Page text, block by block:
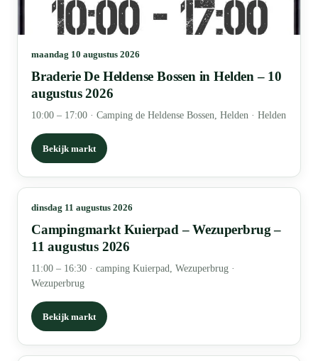
maandag 10 augustus 2026
Braderie De Heldense Bossen in Helden – 10
augustus 2026
10:00 – 17:00 · Camping de Heldense Bossen, Helden · Helden
Bekijk markt
dinsdag 11 augustus 2026
Campingmarkt Kuierpad – Wezuperbrug –
11 augustus 2026
11:00 – 16:30 · camping Kuierpad, Wezuperbrug ·
Wezuperbrug
Bekijk markt